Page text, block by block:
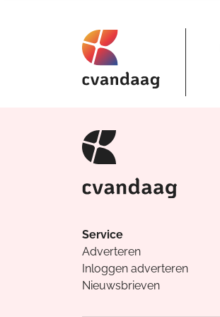
Service
Adverteren
Inloggen adverteren
Nieuwsbrieven